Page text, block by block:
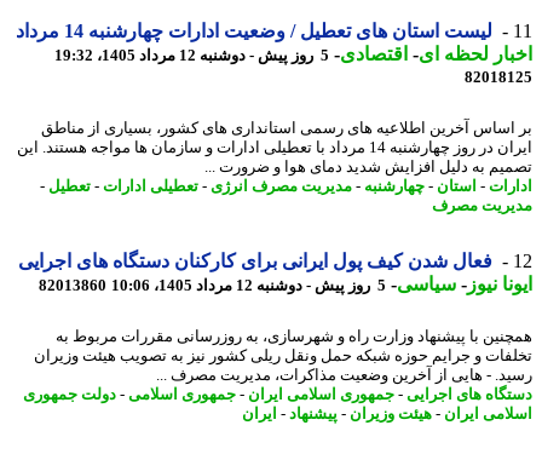
لیست استان های تعطیل / وضعیت ادارات چهارشنبه 14 مرداد
لحظه ای- اقتصادی-5 روز پیش - دوشنبه 12 مرداد 1405، 19:32
آخرین اطلاعیه های رسمی استانداری های کشور، بسیاری از مناطق
ایران در روز چهارشنبه 14 مرداد با تعطیلی ادارات و سازمان ها مواجه هستند. این
به دلیل افزایش شدید دمای هوا و ضرورت ...
- استان-چهارشنبه-مدیریت مصرف انرژی-تعطیلی ادارات - تعطیل-
مصرف
فعال شدن کیف پول ایرانی برای کارکنان دستگاه های اجرایی
نیوز-سیاسی-5 روز پیش - دوشنبه 12 مرداد 1405، 10:06 82013860
با پیشنهاد وزارت راه و شهرسازی، به روزرسانی مقررات مربوط به
و جرایم حوزه شبکه حمل ونقل ریلی کشور نیز به تصویب هیئت وزیران
- هایی از آخرین وضعیت مذاکرات، مدیریت مصرف ...
های اجرایی- جمهوری اسلامی ایران - جمهوری اسلامی-دولت جمهوری
ایران - هیئت وزیران - پیشنهاد-ایران